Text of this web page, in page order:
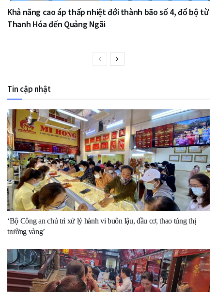
Khả năng cao áp thấp nhiệt đới thành bão số 4, đổ bộ từ
Thanh Hóa đến Quảng Ngãi
Tin cập nhật
‘Bộ Công an chủ trì xử lý hành vi buôn lậu, đầu cơ, thao túng thị
trường vàng’